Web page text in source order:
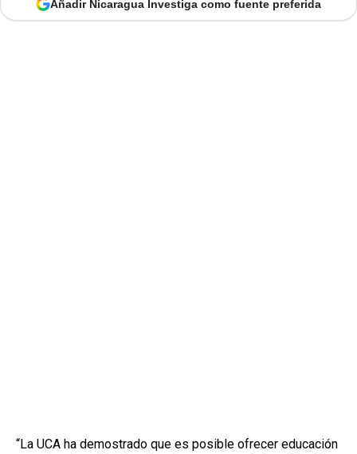
Añadir Nicaragua Investiga como fuente preferida
“La UCA ha demostrado que es posible ofrecer educación